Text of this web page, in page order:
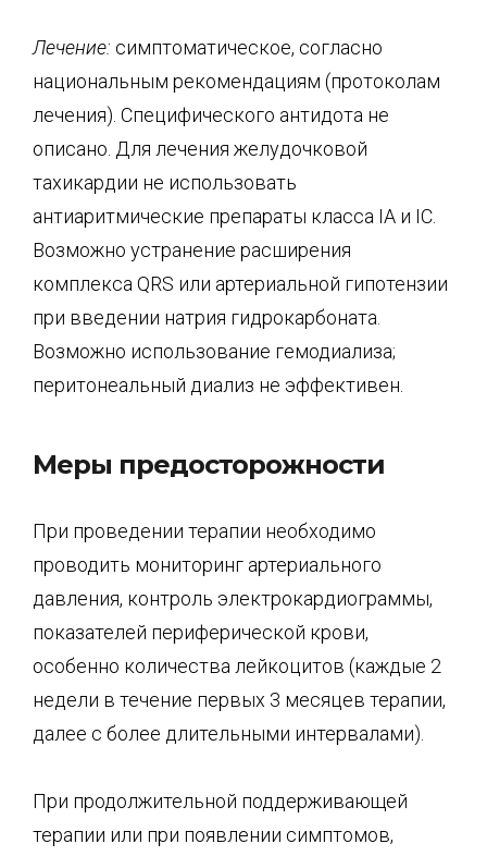
Лечение: симптоматическое, согласно
национальным рекомендациям (протоколам
лечения). Специфического антидота не
описано. Для лечения желудочковой
тахикардии не использовать
антиаритмические препараты класса IA и IC.
Возможно устранение расширения
комплекса QRS или артериальной гипотензии
при введении натрия гидрокарбоната.
Возможно использование гемодиализа;
перитонеальный диализ не эффективен.
Меры предосторожности
При проведении терапии необходимо
проводить мониторинг артериального
давления, контроль электрокардиограммы,
показателей периферической крови,
особенно количества лейкоцитов (каждые 2
недели в течение первых 3 месяцев терапии,
далее с более длительными интервалами).
При продолжительной поддерживающей
терапии или при появлении симптомов,